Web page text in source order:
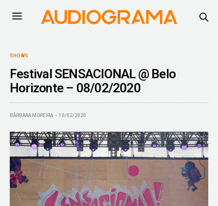
SHOWS
Festival SENSACIONAL @ Belo
Horizonte – 08/02/2020
BÁRBARA MOREIRA 10/02/2020